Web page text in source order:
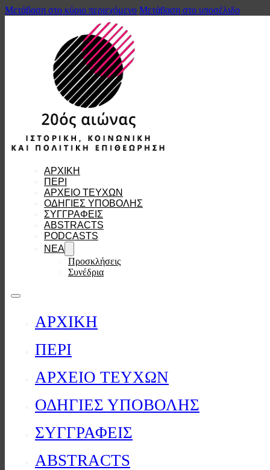
Μετάβαση στο κύριο περιεχόμενο Μετάβαση στο υποσέλιδο
ΑΡΧΙΚΗ
ΠΕΡΙ
ΑΡΧΕΙΟ ΤΕΥΧΩΝ
ΟΔΗΓΙΕΣ ΥΠΟΒΟΛΗΣ
ΣΥΓΓΡΑΦΕΙΣ
ABSTRACTS
PODCASTS
ΝΕΑ
Προσκλήσεις
Συνέδρια
ΑΡΧΙΚΗ
ΠΕΡΙ
ΑΡΧΕΙΟ ΤΕΥΧΩΝ
ΟΔΗΓΙΕΣ ΥΠΟΒΟΛΗΣ
ΣΥΓΓΡΑΦΕΙΣ
ABSTRACTS